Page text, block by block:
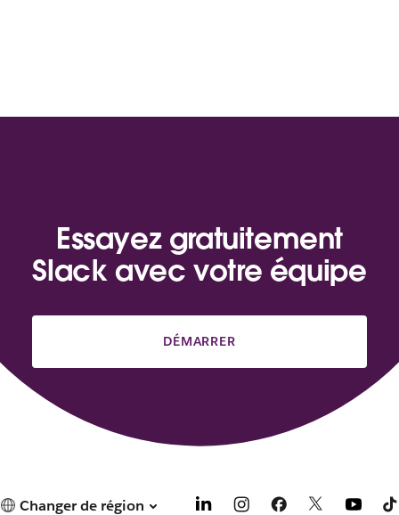
Essayez gratuitement
Slack avec votre équipe
DÉMARRER
Changer de région